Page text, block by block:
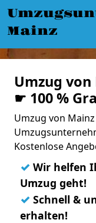
Mainz
Umzug
☛ 100 %
Umzug von
Kostenlose
✓ Wir helfen
Umzug geht!
✓ Schnell &
erhalten!